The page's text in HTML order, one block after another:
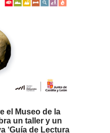
el Museo de la
un taller y un
‘Guía de Lectura